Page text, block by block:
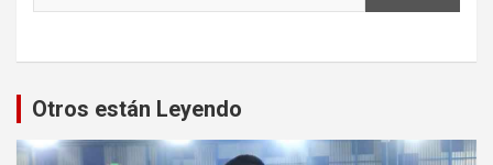
Otros están Leyendo